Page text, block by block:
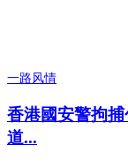
一路风情
香港國安警拘
道...